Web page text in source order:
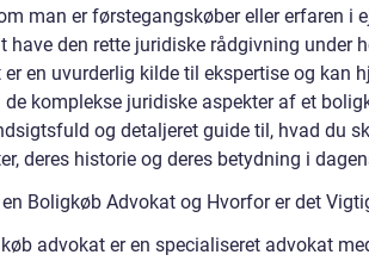
man er førstegangskøber eller erfaren i
have den rette juridiske rådgivning under
en uvurderlig kilde til ekspertise og kan
de komplekse juridiske aspekter af et
og detaljeret guide til, hvad du
deres historie og deres betydning i
Boligkøb Advokat og Hvorfor er det
advokat er en specialiseret advokat